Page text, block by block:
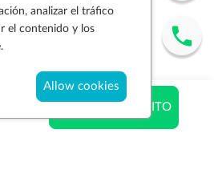
AÑADIR AL CARRITO
analizar el tráfico
el contenido y los
Allow cookies